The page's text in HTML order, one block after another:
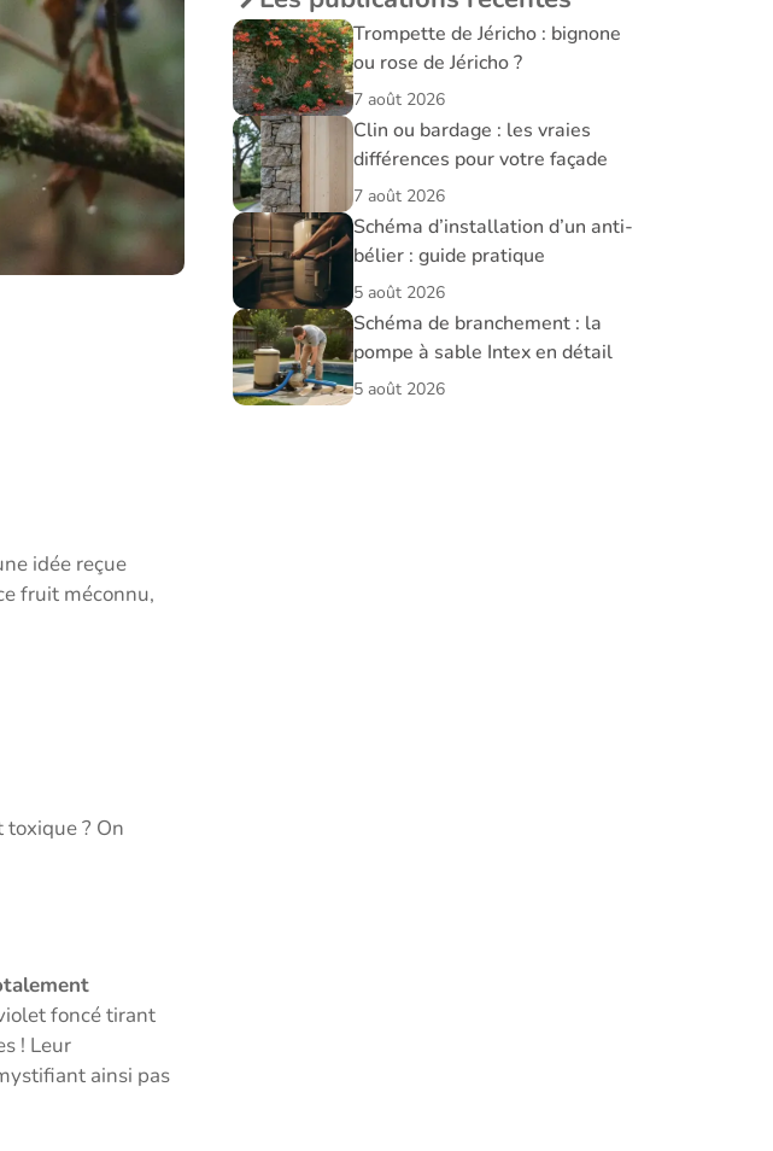
idée reçue
fruit méconnu,
? On
foncé tirant
! Leur
ainsi pas
Trompette de Jéricho : bignone
ou rose de Jéricho ?
7 août 2026
Clin ou bardage : les vraies
différences pour votre façade
7 août 2026
Schéma d’installation d’un anti-
bélier : guide pratique
5 août 2026
Schéma de branchement : la
pompe à sable Intex en détail
5 août 2026